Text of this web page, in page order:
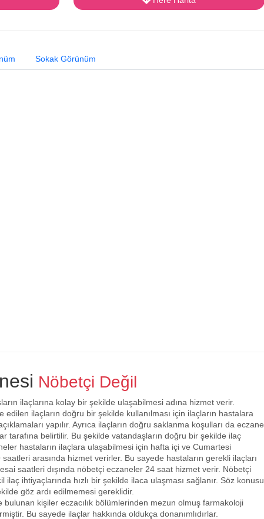
Sokak Görünüm
Nöbetçi Değil
ilaçlarına kolay bir şekilde ulaşabilmesi adına hizmet verir.
edilen ilaçların doğru bir şekilde kullanılması için ilaçların hastalara
yapılır. Ayrıca ilaçların doğru saklanma koşulları da eczane
tarafına belirtilir. Bu şekilde vatandaşların doğru bir şekilde ilaç
hastaların ilaçlara ulaşabilmesi için hafta içi ve Cumartesi
arasında hizmet verirler. Bu sayede hastaların gerekli ilaçları
saatleri dışında nöbetçi eczaneler 24 saat hizmet verir. Nöbetçi
ilaç ihtiyaçlarında hızlı bir şekilde ilaca ulaşması sağlanır. Söz konusu
göz ardı edilmemesi gereklidir.
bulunan kişiler eczacılık bölümlerinden mezun olmuş farmakoloji
Bu sayede ilaçlar hakkında oldukça donanımlıdırlar.